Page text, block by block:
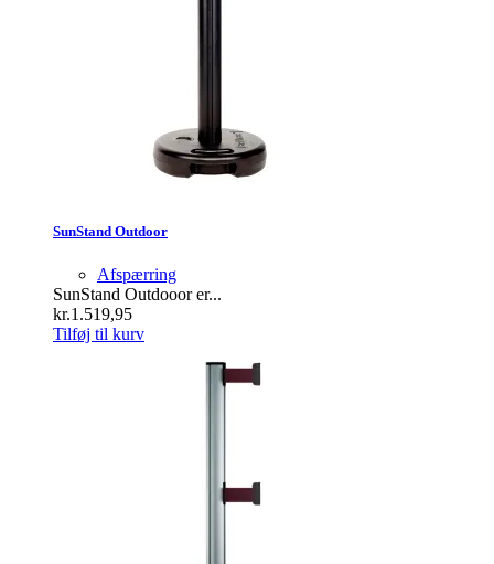
SunStand Outdoor
Afspærring
SunStand Outdooor er...
kr.1.519,95
Tilføj til kurv